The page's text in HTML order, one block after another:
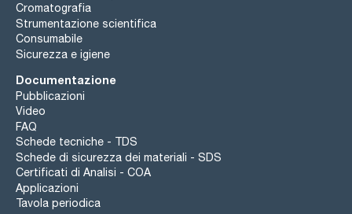
Cromatografia
Strumentazione scientifica
Consumabile
Sicurezza e igiene
Documentazione
Pubblicazioni
Video
FAQ
Schede tecniche - TDS
Schede di sicurezza dei materiali - SDS
Certificati di Analisi - COA
Applicazioni
Tavola periodica